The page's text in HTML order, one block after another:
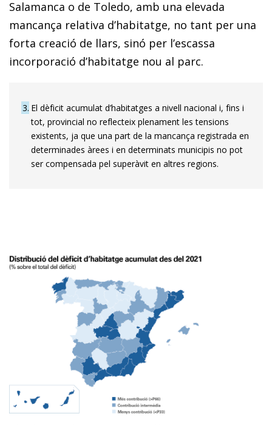
Salamanca o de Toledo, amb una elevada
mancança relativa d’habitatge, no tant per una
forta creació de llars, sinó per l’escassa
incorporació d’habitatge nou al parc.
3 El dèficit acumulat d’habitatges a nivell nacional i, fins i
tot, provincial no reflecteix plenament les tensions
existents, ja que una part de la mancança registrada en
determinades àrees i en determinats municipis no pot
ser compensada pel superàvit en altres regions.